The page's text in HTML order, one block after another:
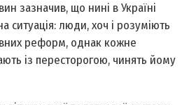
зазначив, що нині в Україні
ситуація: люди, хоч і розуміють
реформ, однак кожне
із пересторогою, чинять йому